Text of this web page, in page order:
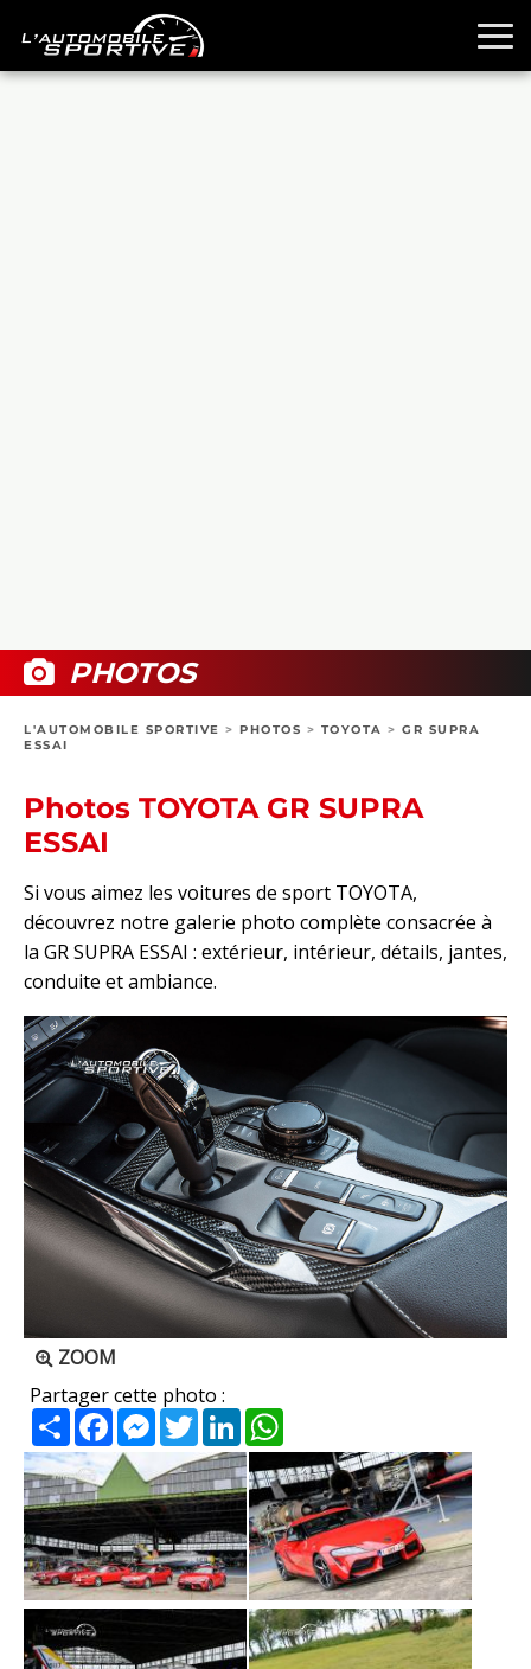
BOUTIQUE
PHOTOS
L'AUTOMOBILE SPORTIVE > PHOTOS > TOYOTA > GR SUPRA
ESSAI
Photos TOYOTA GR SUPRA
ESSAI
Si vous aimez les voitures de sport TOYOTA,
découvrez notre galerie photo complète consacrée à
la GR SUPRA ESSAI : extérieur, intérieur, détails, jantes,
conduite et ambiance.
ZOOM
Partager cette photo :
PartagerFacebookMessenger
TwitterLinkedIn